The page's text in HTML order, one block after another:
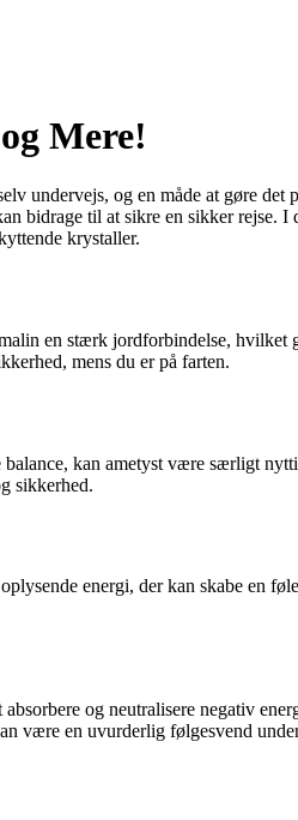
Mere!
undervejs, og en måde at gøre
bidrage til at sikre en sikker rejse.
krystaller.
en stærk jordforbindelse, hvilket
mens du er på farten.
kan ametyst være særligt
sikkerhed.
energi, der kan skabe en
og neutralisere negativ
være en uvurderlig følgesvend